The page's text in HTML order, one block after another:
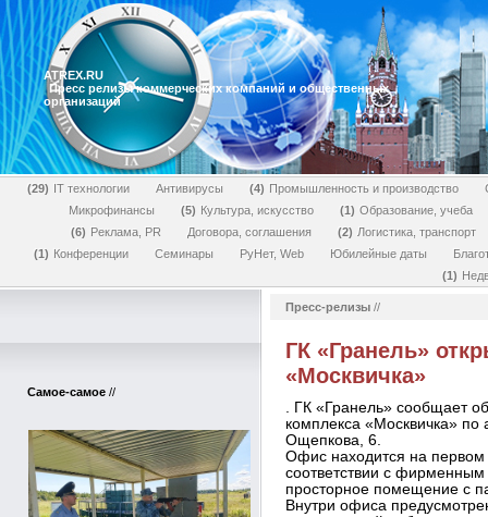
ATREX.RU
Пресс релизы коммерческих компаний и общественных
организаций
29 IT технологии Антивирусы 4 Промышленность и производство
Микрофинансы
5 Культура, искусство 1
Образование, учеба
6
Реклама, PR Договора, соглашения 2
Логистика, транспорт
1
Конференции Семинары РуНет, Web Юбилейные даты
1
Самое-самое //
Пресс-релизы //
ГК «Гранель»
«Москвичка»
. ГК «Гранель» сообщает
комплекса «Москвичка» по
Ощепкова, 6.
Офис находится на
соответствии с
просторное помещение с
Внутри офиса